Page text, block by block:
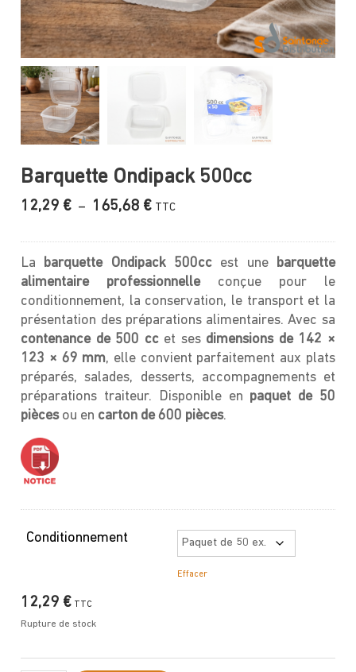
Barquette Ondipack 500cc
12,29 € – 165,68 €
Plage
12,29 €
à
165,68 €
TTC
La barquette Ondipack 500cc est une barquette
alimentaire professionnelleconçue pour le
conditionnement, la conservation, le transport et la
présentation des préparations alimentaires. Avec sa
contenance de 500 ccet ses dimensions de 142 ×
123 × 69 mm, elle convient parfaitement aux plats
préparés, salades, desserts, accompagnements et
préparations traiteur. Disponible en paquet de 50
piècesou en carton de 600 pièces.
Conditionnement
Effacer
12,29 € TTC
Rupture de stock